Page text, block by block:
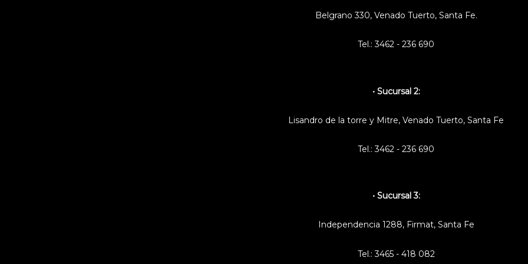
Fuera de stock
Belgrano 330, Venado Tuerto, Santa Fe.
Tel.:3462 - 236 690
• Sucursal 2:
Lisandro de la torre y Mitre, Venado Tuerto, Santa Fe
Tel.:3462 - 236 690
• Sucursal 3:
Independencia 1288, Firmat, Santa Fe
Tel.:3465 - 418 082